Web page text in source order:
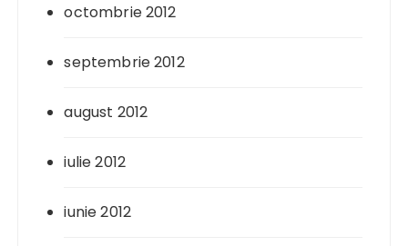
octombrie 2012
septembrie 2012
august 2012
iulie 2012
iunie 2012